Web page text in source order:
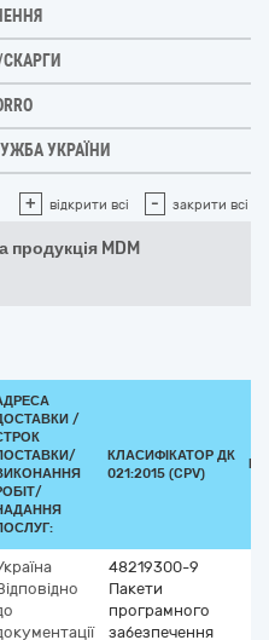
УКРАЇНИ
+ відкрити всі - закрити всі
продукція MDM
/
КЛАСИФІКАТОР ДК
021:2015 (CPV)
48219300-9
Пакети
програмного
забезпечення